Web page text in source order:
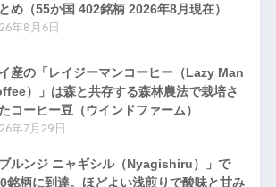
め（55か国 402銘柄 2026年8月現在）
年8月6日
産の「レイジーマンコーヒー（Lazy Man
）」は森と共存する森林農法で栽培さ
コーヒー豆（ウインドファーム）
年7月29日
ブルンジ ニャギシル（Nyagishiru）」で
銘柄に到達。ほどよい浅煎りで酸味と甘み